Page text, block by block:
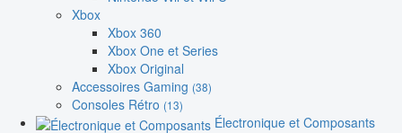
Xbox
Xbox 360
Xbox One et Series
Xbox Original
Accessoires Gaming (38)
Consoles Rétro (13)
Électronique et Composants